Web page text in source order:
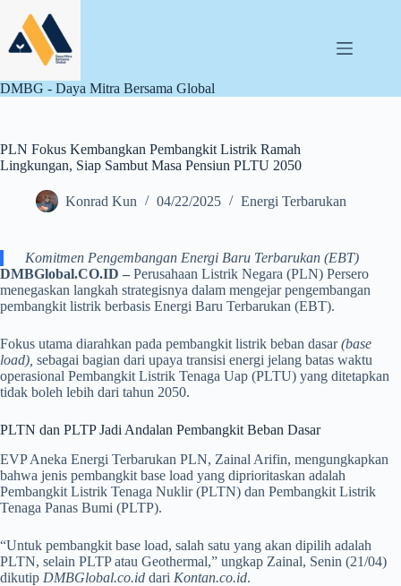
content
DMBG - Daya Mitra Bersama Global
PLN Fokus Kembangkan Pembangkit Listrik Ramah
Lingkungan, Siap Sambut Masa Pensiun PLTU 2050
Konrad Kun 04/22/2025 Energi Terbarukan
Komitmen Pengembangan Energi Baru Terbarukan (EBT)
DMBGlobal.CO.ID – Perusahaan Listrik Negara (PLN) Persero
menegaskan langkah strategisnya dalam mengejar pengembangan
pembangkit listrik berbasis Energi Baru Terbarukan (EBT).
Fokus utama diarahkan pada pembangkit listrik beban dasar(base
load), sebagai bagian dari upaya transisi energi jelang batas waktu
operasional Pembangkit Listrik Tenaga Uap (PLTU) yang ditetapkan
tidak boleh lebih dari tahun 2050.
PLTN dan PLTP Jadi Andalan Pembangkit Beban Dasar
EVP Aneka Energi Terbarukan PLN, Zainal Arifin, mengungkapkan
bahwa jenis pembangkit base load yang diprioritaskan adalah
Pembangkit Listrik Tenaga Nuklir (PLTN) dan Pembangkit Listrik
Tenaga Panas Bumi (PLTP).
“Untuk pembangkit base load, salah satu yang akan dipilih adalah
PLTN, selain PLTP atau Geothermal,” ungkap Zainal, Senin (21/04)
dikutip DMBGlobal.co.id dari Kontan.co.id.